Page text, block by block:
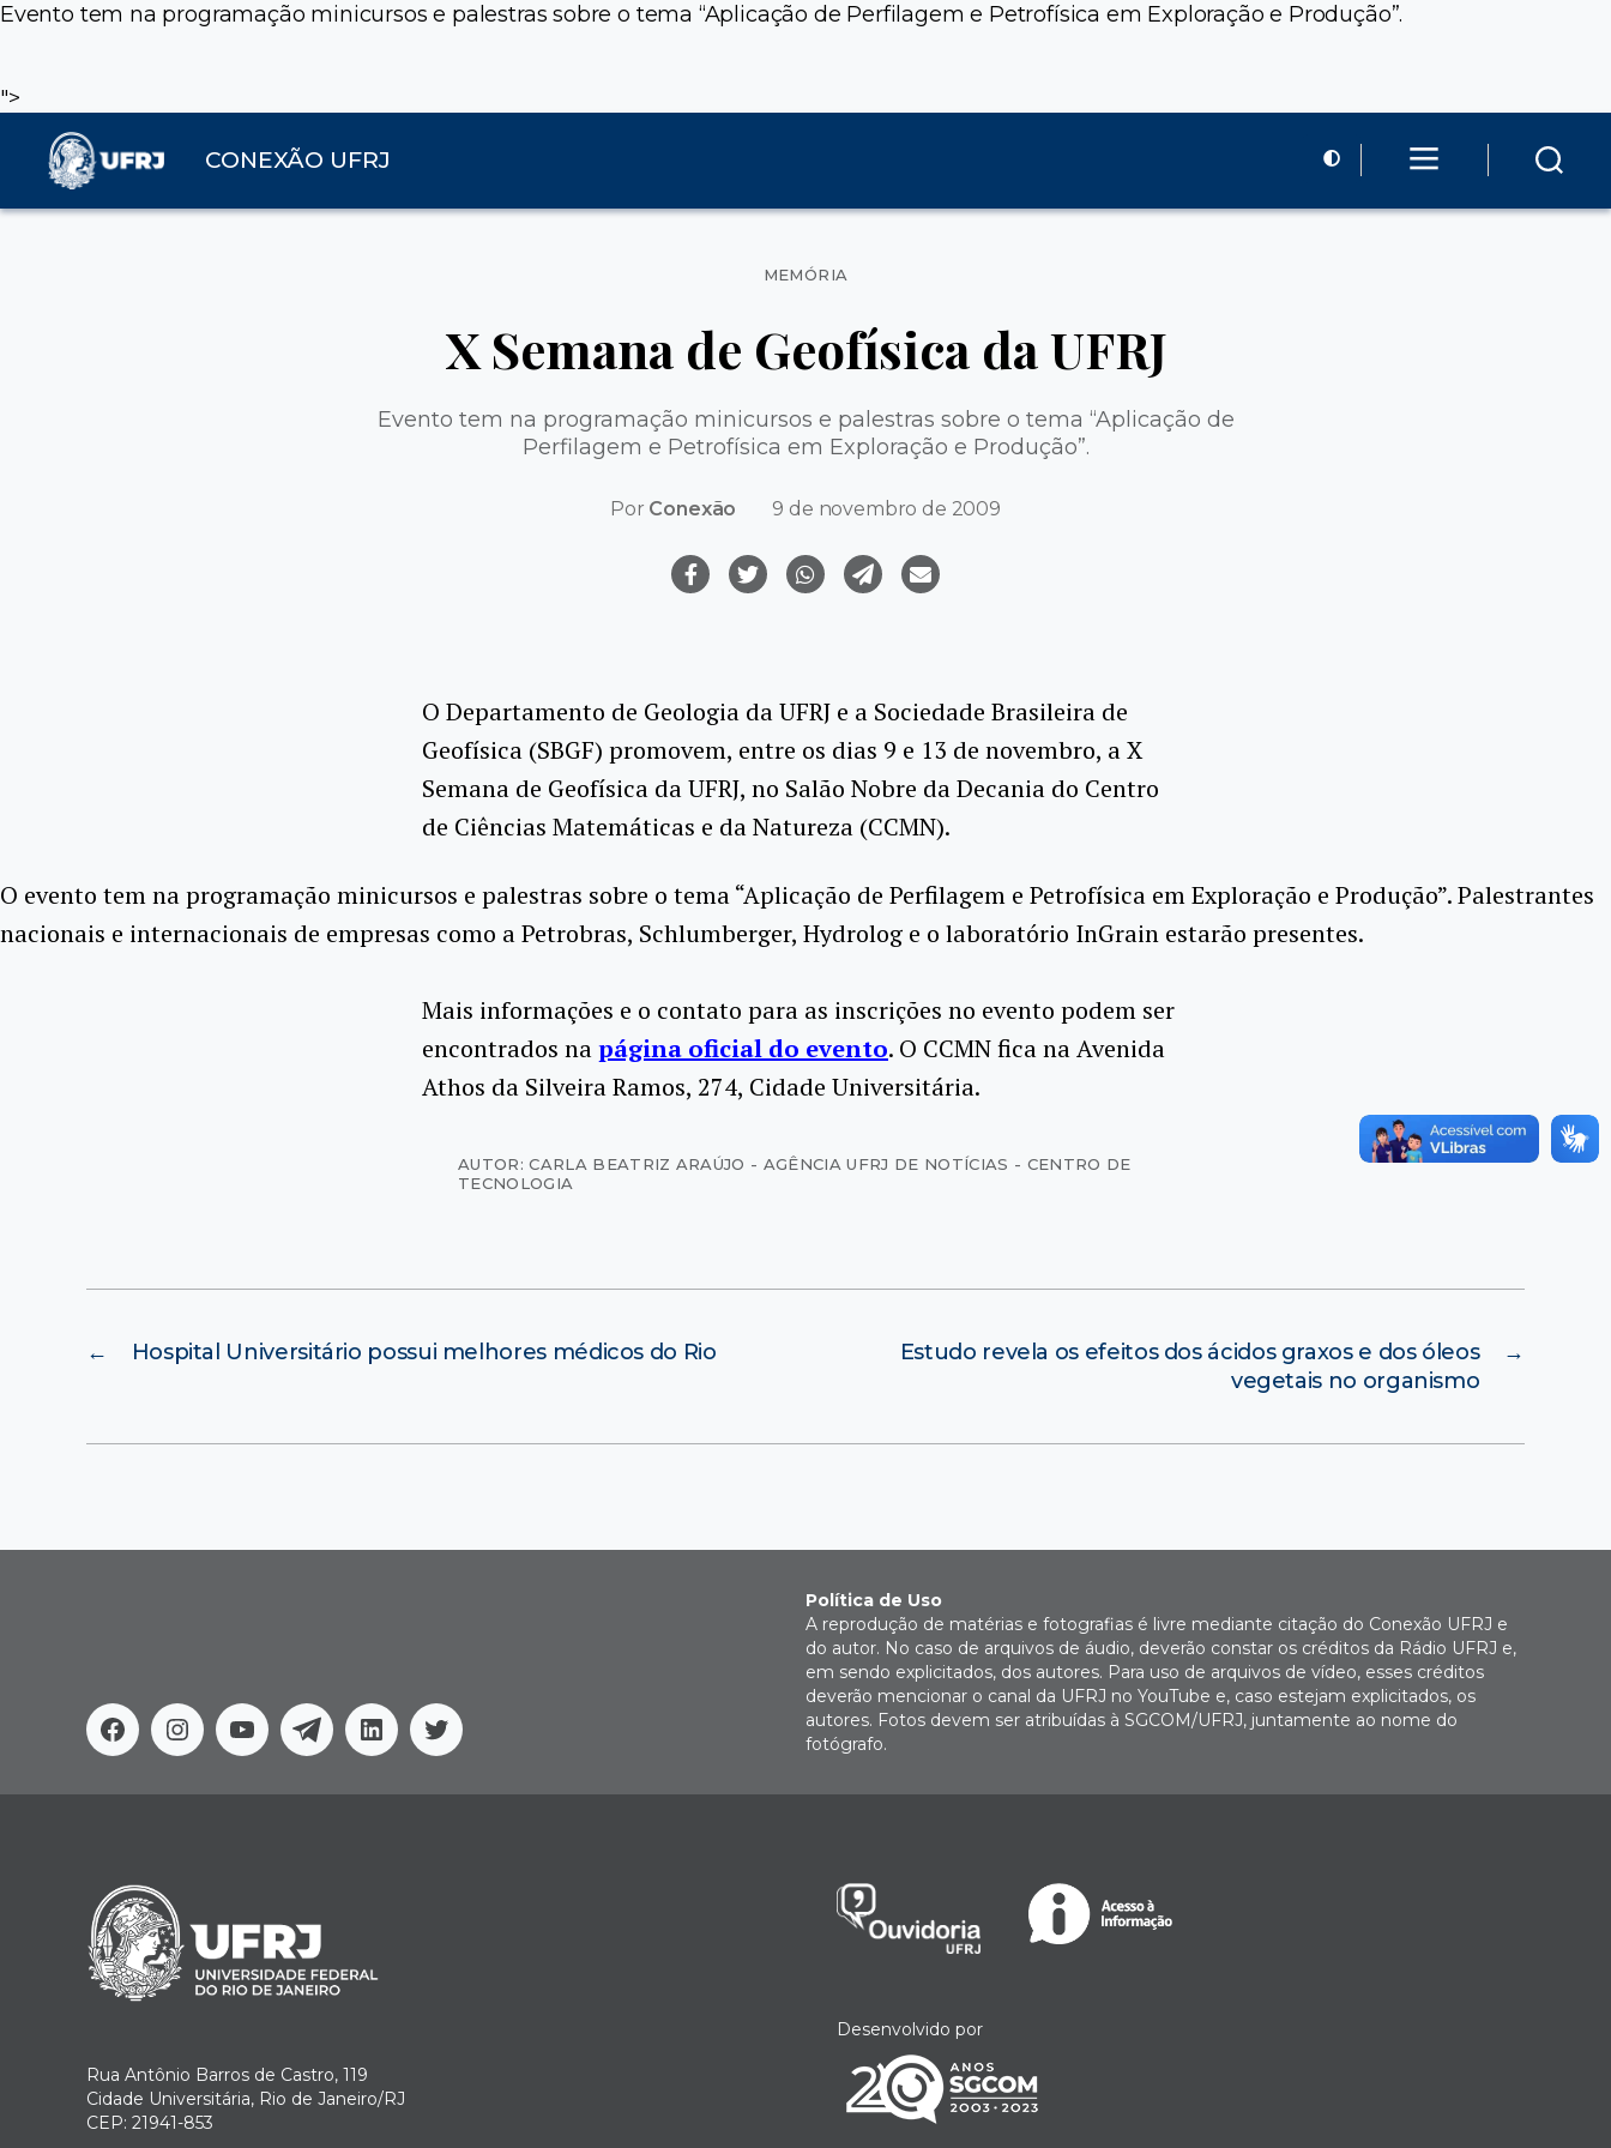
Evento tem na programação minicursos e palestras sobre o tema “Aplicação de Perfilagem e Petrofísica em Exploração e Produção”.
">
CONEXÃO UFRJ
Categorias
MEMÓRIA
X Semana de Geofísica da UFRJ
Evento tem na programação minicursos e palestras sobre o tema “Aplicação de
Perfilagem e Petrofísica em Exploração e Produção”.
Por Conexão 9 de novembro de 2009
O Departamento de Geologia da UFRJ e a Sociedade Brasileira de
Geofísica (SBGF) promovem, entre os dias 9 e 13 de novembro, a X
Semana de Geofísica da UFRJ, no Salão Nobre da Decania do Centro
de Ciências Matemáticas e da Natureza (CCMN).
O evento tem na programação minicursos e palestras sobre o tema “Aplicação de Perfilagem e Petrofísica em Exploração e Produção”. Palestrantes
nacionais e internacionais de empresas como a Petrobras, Schlumberger, Hydrolog e o laboratório InGrain estarão presentes.
Mais informações e o contato para as inscrições no evento podem ser
encontrados napágina oficial do evento. O CCMN fica na Avenida
Athos da Silveira Ramos, 274, Cidade Universitária.
AUTOR: CARLA BEATRIZ ARAÚJO - AGÊNCIA UFRJ DE NOTÍCIAS - CENTRO DE
TECNOLOGIA
← Hospital Universitário possui melhores médicos do Rio →
Estudo revela os efeitos dos ácidos graxos e dos óleos
vegetais no organismo
FacebookInstagram
YoutubeTelegramLinkedinTwitter
Política de Uso
A reprodução de matérias e fotografias é livre mediante citação do Conexão UFRJ e
do autor. No caso de arquivos de áudio, deverão constar os créditos da Rádio UFRJ e,
em sendo explicitados, dos autores. Para uso de arquivos de vídeo, esses créditos
deverão mencionar o canal da UFRJ no YouTube e, caso estejam explicitados, os
autores. Fotos devem ser atribuídas à SGCOM/UFRJ, juntamente ao nome do
fotógrafo.
Rua Antônio Barros de Castro, 119
Cidade Universitária, Rio de Janeiro/RJ
CEP: 21941-853
Desenvolvido por